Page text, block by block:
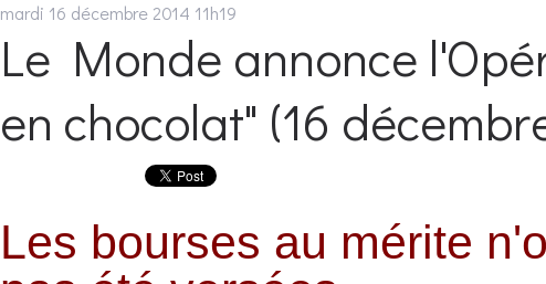
mardi 16 décembre 2014 11h19
Le Monde annonce
en chocolat" (16
Les bourses au mérite